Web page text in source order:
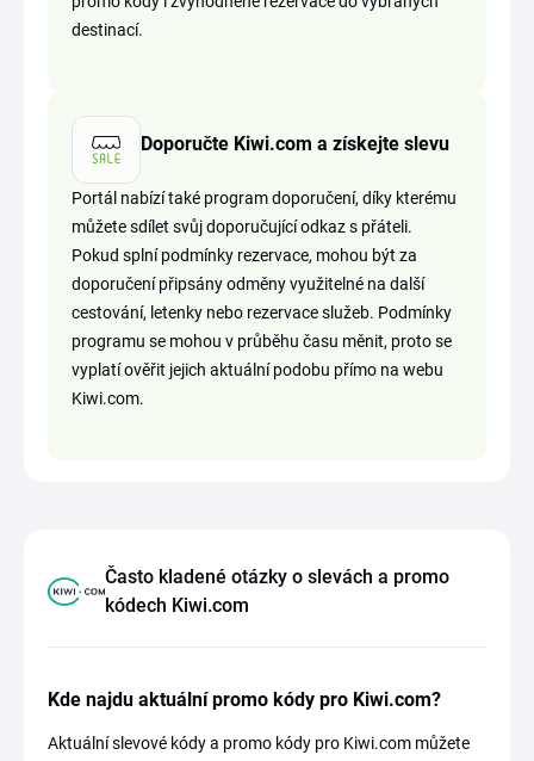
destinací.
Doporučte Kiwi.com a získejte slevu
Portál nabízí také program doporučení, díky kterému
můžete sdílet svůj doporučující odkaz s přáteli.
Pokud splní podmínky rezervace, mohou být za
doporučení připsány odměny využitelné na další
cestování, letenky nebo rezervace služeb. Podmínky
programu se mohou v průběhu času měnit, proto se
vyplatí ověřit jejich aktuální podobu přímo na webu
Kiwi.com.
Často kladené otázky o slevách a promo
kódech Kiwi.com
Kde najdu aktuální promo kódy pro Kiwi.com?
Aktuální slevové kódy a promo kódy pro Kiwi.com můžete